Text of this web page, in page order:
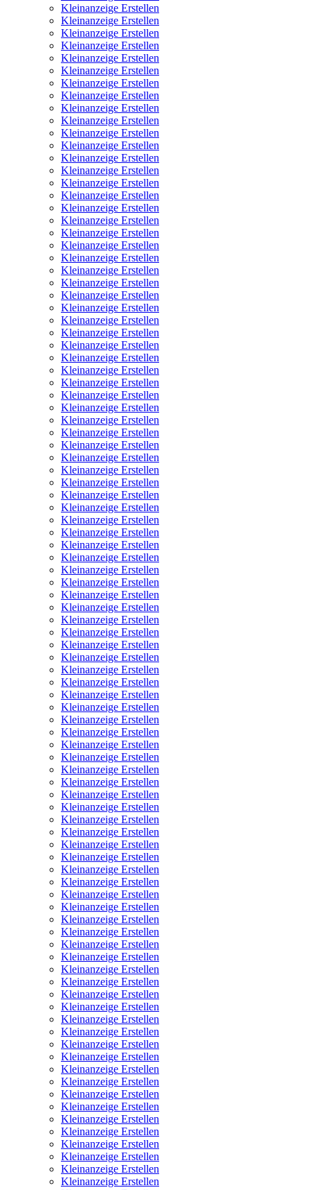
Kleinanzeige Erstellen
Kleinanzeige Erstellen
Kleinanzeige Erstellen
Kleinanzeige Erstellen
Kleinanzeige Erstellen
Kleinanzeige Erstellen
Kleinanzeige Erstellen
Kleinanzeige Erstellen
Kleinanzeige Erstellen
Kleinanzeige Erstellen
Kleinanzeige Erstellen
Kleinanzeige Erstellen
Kleinanzeige Erstellen
Kleinanzeige Erstellen
Kleinanzeige Erstellen
Kleinanzeige Erstellen
Kleinanzeige Erstellen
Kleinanzeige Erstellen
Kleinanzeige Erstellen
Kleinanzeige Erstellen
Kleinanzeige Erstellen
Kleinanzeige Erstellen
Kleinanzeige Erstellen
Kleinanzeige Erstellen
Kleinanzeige Erstellen
Kleinanzeige Erstellen
Kleinanzeige Erstellen
Kleinanzeige Erstellen
Kleinanzeige Erstellen
Kleinanzeige Erstellen
Kleinanzeige Erstellen
Kleinanzeige Erstellen
Kleinanzeige Erstellen
Kleinanzeige Erstellen
Kleinanzeige Erstellen
Kleinanzeige Erstellen
Kleinanzeige Erstellen
Kleinanzeige Erstellen
Kleinanzeige Erstellen
Kleinanzeige Erstellen
Kleinanzeige Erstellen
Kleinanzeige Erstellen
Kleinanzeige Erstellen
Kleinanzeige Erstellen
Kleinanzeige Erstellen
Kleinanzeige Erstellen
Kleinanzeige Erstellen
Kleinanzeige Erstellen
Kleinanzeige Erstellen
Kleinanzeige Erstellen
Kleinanzeige Erstellen
Kleinanzeige Erstellen
Kleinanzeige Erstellen
Kleinanzeige Erstellen
Kleinanzeige Erstellen
Kleinanzeige Erstellen
Kleinanzeige Erstellen
Kleinanzeige Erstellen
Kleinanzeige Erstellen
Kleinanzeige Erstellen
Kleinanzeige Erstellen
Kleinanzeige Erstellen
Kleinanzeige Erstellen
Kleinanzeige Erstellen
Kleinanzeige Erstellen
Kleinanzeige Erstellen
Kleinanzeige Erstellen
Kleinanzeige Erstellen
Kleinanzeige Erstellen
Kleinanzeige Erstellen
Kleinanzeige Erstellen
Kleinanzeige Erstellen
Kleinanzeige Erstellen
Kleinanzeige Erstellen
Kleinanzeige Erstellen
Kleinanzeige Erstellen
Kleinanzeige Erstellen
Kleinanzeige Erstellen
Kleinanzeige Erstellen
Kleinanzeige Erstellen
Kleinanzeige Erstellen
Kleinanzeige Erstellen
Kleinanzeige Erstellen
Kleinanzeige Erstellen
Kleinanzeige Erstellen
Kleinanzeige Erstellen
Kleinanzeige Erstellen
Kleinanzeige Erstellen
Kleinanzeige Erstellen
Kleinanzeige Erstellen
Kleinanzeige Erstellen
Kleinanzeige Erstellen
Kleinanzeige Erstellen
Kleinanzeige Erstellen
Kleinanzeige Erstellen